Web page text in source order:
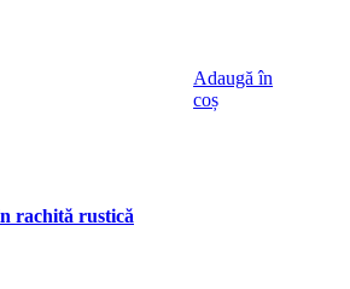
Adaugă în
coș
rachită rustică